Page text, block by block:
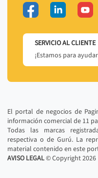
SERVICIO AL CLIENTE
¡Estamos para
El portal de negocios de
información comercial de 11
Todas las marcas
respectiva o de Gurú. La
material contenido en este
AVISO LEGAL© Copyright2026